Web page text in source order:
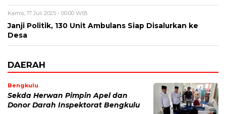
Kamis, 17 Juli 2025 - 00:00 WIB
Janji Politik, 130 Unit Ambulans Siap Disalurkan ke
Desa
DAERAH
Bengkulu
Sekda Herwan Pimpin Apel dan
Donor Darah Inspektorat Bengkulu